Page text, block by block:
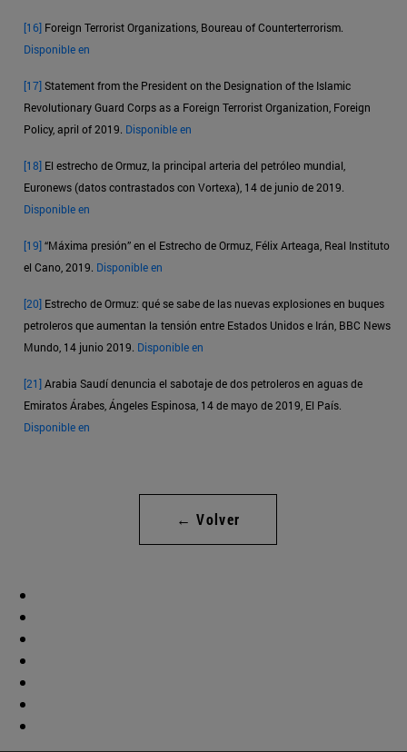
[16] Foreign Terrorist Organizations, Boureau of Counterterrorism.
Disponible en
[17]Statement from the President on the Designation of the Islamic
Revolutionary Guard Corps as a Foreign Terrorist Organization, Foreign
Policy, april of 2019. Disponible en
[18] El estrecho de Ormuz, la principal arteria del petróleo mundial,
Euronews (datos contrastados con Vortexa), 14 de junio de 2019.
Disponible en
[19]“Máxima presión” en el Estrecho de Ormuz, Félix Arteaga, Real Instituto
el Cano, 2019. Disponible en
[20] Estrecho de Ormuz: qué se sabe de las nuevas explosiones en buques
petroleros que aumentan la tensión entre Estados Unidos e Irán, BBC News
Mundo, 14 junio 2019. Disponible en
[21]Arabia Saudí denuncia el sabotaje de dos petroleros en aguas de
Emiratos Árabes, Ángeles Espinosa, 14 de mayo de 2019, El País.
Disponible en
← Volver